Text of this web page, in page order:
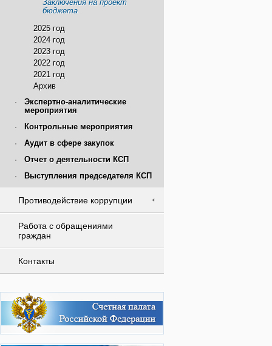
Заключения на проект
бюджета
2025 год
2024 год
2023 год
2022 год
2021 год
Архив
Экспертно-аналитические
мероприятия
Контрольные мероприятия
Аудит в сфере закупок
Отчет о деятельности КСП
Выступления председателя КСП
Противодействие коррупции
Работа с обращениями
граждан
Контакты